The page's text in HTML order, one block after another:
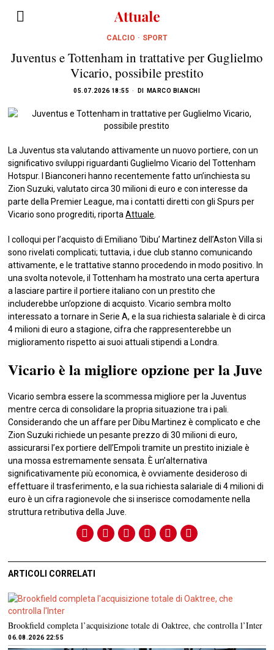
CALCIO · SPORT
Juventus e Tottenham in trattative per Guglielmo
Vicario, possibile prestito
05.07.2026 18:55 DI MARCO BIANCHI
La Juventus sta valutando attivamente un nuovo portiere, con un
significativo sviluppi riguardanti Guglielmo Vicario del Tottenham
Hotspur. I Bianconeri hanno recentemente fatto un’inchiesta su
Zion Suzuki, valutato circa 30 milioni di euro e con interesse da
parte della Premier League, ma i contatti diretti con gli Spurs per
Vicario sono progrediti, riportaAttuale
I colloqui per l’acquisto di Emiliano ‘Dibu’ Martinez dell’Aston Villa si
sono rivelati complicati; tuttavia, i due club stanno comunicando
attivamente, e le trattative stanno procedendo in modo positivo. In
una svolta notevole, il Tottenham ha mostrato una certa apertura
a lasciare partire il portiere italiano con un prestito che
includerebbe un’opzione di acquisto. Vicario sembra molto
interessato a tornare in Serie A, e la sua richiesta salariale è di circa
4 milioni di euro a stagione, cifra che rappresenterebbe un
miglioramento rispetto ai suoi attuali stipendi a Londra.
Vicario è la migliore opzione per la Juve
Vicario sembra essere la scommessa migliore per la Juventus
mentre cerca di consolidare la propria situazione tra i pali.
Considerando che un affare per Dibu Martinez è complicato e che
Zion Suzuki richiede un pesante prezzo di 30 milioni di euro,
assicurarsi l’ex portiere dell’Empoli tramite un prestito iniziale è
una mossa estremamente sensata. È un’alternativa
significativamente più economica, è ovviamente desideroso di
effettuare il trasferimento, e la sua richiesta salariale di 4 milioni di
euro è un cifra ragionevole che si inserisce comodamente nella
struttura retributiva della Juve.
ARTICOLI CORRELATI
Brookfield completa l’acquisizione totale di Oaktree, che controlla l’Inter
06.08.2026 22:55